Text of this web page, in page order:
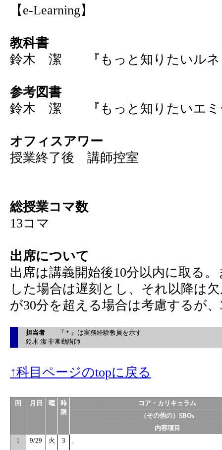
【e-Learning】
教科書
鈴木 潔 『もっと知りたいル
参考図書
鈴木 潔 『もっと知りたいエ
オフィスアワー
授業終了後 講師控室
総授業コマ数
13コマ
出席について
出席は講義開始後10分以内に取る
した場合は遅刻とし、それ以降は
が30分を超える場合は考慮するが
担当者 『 * 』は実務経験教員を示す
鈴木 潔 非常勤講師
↑科目ページのtopに戻る
回 月日 曜
時
限
コア・カリキュラム
（その他の）SBOs
内容項目
1
9/29 火 3 .